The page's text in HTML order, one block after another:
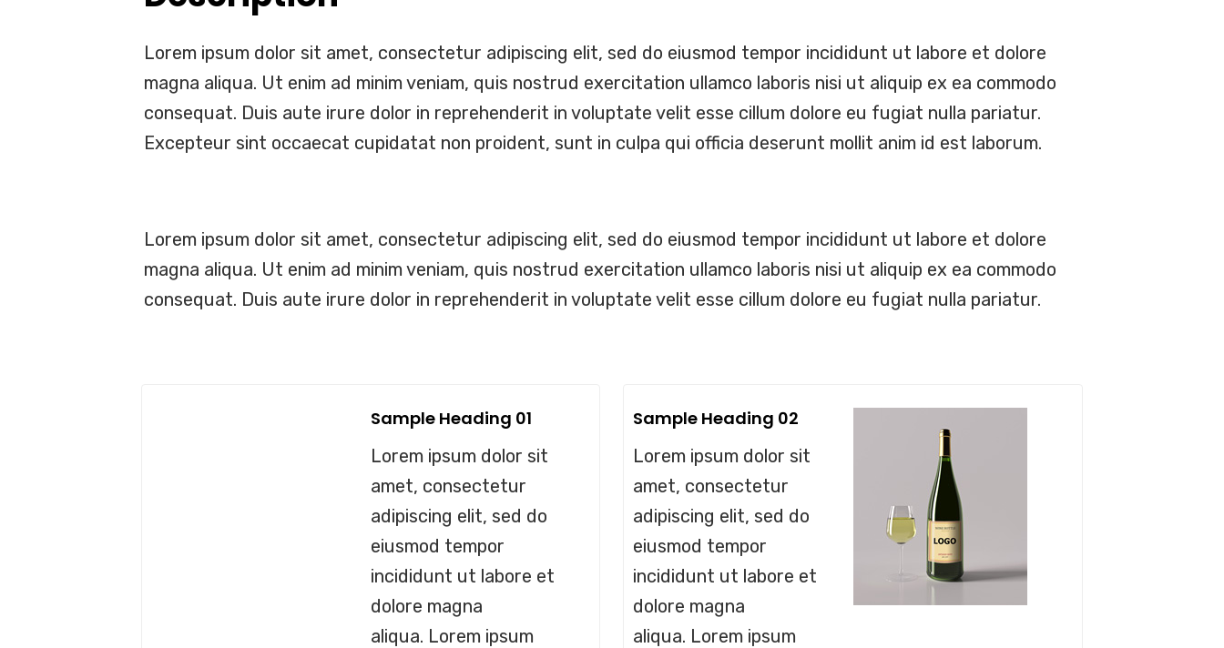
Lorem ipsum dolor sit amet, consectetur adipiscing elit, sed do eiusmod tempor incididunt ut labore et dolore
magna aliqua. Ut enim ad minim veniam, quis nostrud exercitation ullamco laboris nisi ut aliquip ex ea commodo
consequat. Duis aute irure dolor in reprehenderit in voluptate velit esse cillum dolore eu fugiat nulla pariatur.
Excepteur sint occaecat cupidatat non proident, sunt in culpa qui officia deserunt mollit anim id est laborum.
Lorem ipsum dolor sit amet, consectetur adipiscing elit, sed do eiusmod tempor incididunt ut labore et dolore
magna aliqua. Ut enim ad minim veniam, quis nostrud exercitation ullamco laboris nisi ut aliquip ex ea commodo
consequat. Duis aute irure dolor in reprehenderit in voluptate velit esse cillum dolore eu fugiat nulla pariatur.
Sample Heading 01
Lorem ipsum dolor sit
amet, consectetur
adipiscing elit, sed do
eiusmod tempor
incididunt ut labore et
dolore magna
aliqua. Lorem ipsum
Sample Heading 02
Lorem ipsum dolor sit
amet, consectetur
adipiscing elit, sed do
eiusmod tempor
incididunt ut labore et
dolore magna
aliqua. Lorem ipsum